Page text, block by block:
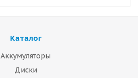
Каталог
Аккумуляторы
Диски